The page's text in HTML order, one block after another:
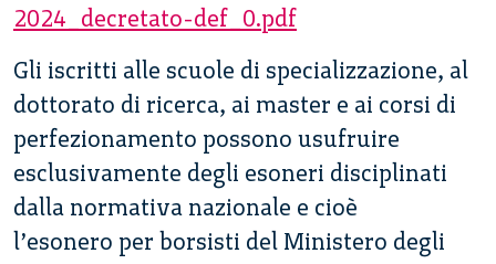
2024_decretato-def_0.pdf
Gli iscritti alle scuole di specializzazione, al
dottorato di ricerca, ai master e ai corsi di
perfezionamento possono usufruire
esclusivamente degli esoneri disciplinati
dalla normativa nazionale e cioè
l’esonero per borsisti del Ministero degli